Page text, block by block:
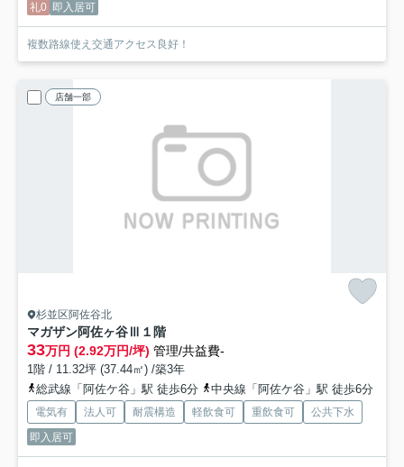
礼0 即入居可
複数路線使え交通アクセス良好！
店舗一部
杉並区阿佐谷北
マガザン阿佐ヶ谷Ⅲ １階
33万円 (2.92万円/坪) 管理/共益費-
1階 / 11.32坪 (37.44㎡) /築3年
総武線「阿佐ケ谷」駅 徒歩6分
中央線「阿佐ケ谷」駅 徒歩6分
電気有 法人可 耐震構造 軽飲食可 重飲食可
公共下水
即入居可